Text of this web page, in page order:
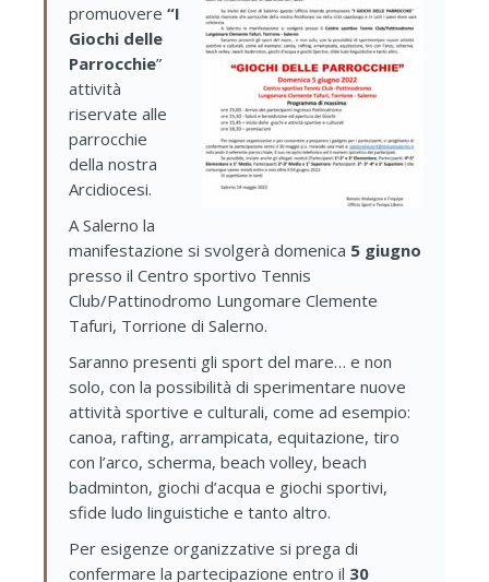
promuovere “I
Giochi delle
Parrocchie”
attività
riservate alle
parrocchie
della nostra
Arcidiocesi.
A Salerno la
manifestazione si svolgerà domenica 5 giugno
presso il Centro sportivo Tennis
Club/Pattinodromo Lungomare Clemente
Tafuri, Torrione di Salerno.
Saranno presenti gli sport del mare… e non
solo, con la possibilità di sperimentare nuove
attività sportive e culturali, come ad esempio:
canoa, rafting, arrampicata, equitazione, tiro
con l’arco, scherma, beach volley, beach
badminton, giochi d’acqua e giochi sportivi,
sfide ludo linguistiche e tanto altro.
Per esigenze organizzative si prega di
confermare la partecipazione entro il 30